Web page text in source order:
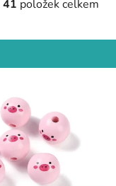
41 položek celkem